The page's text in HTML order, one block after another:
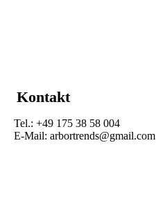
Kontakt
Tel.: +49 175 38 58 004
E-Mail: arbortrends@gmail.com